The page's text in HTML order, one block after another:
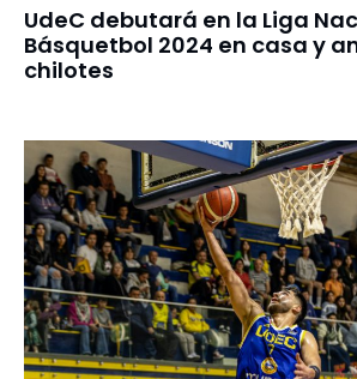
UdeC debutará en la Liga
Básquetbol 2024 en casa y
chilotes